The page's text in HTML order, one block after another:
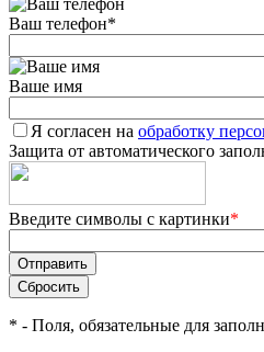
Ваш телефон*
Ваше имя
Я согласен на обработку
Защита от автоматического
Введите символы с картинки*
* - Поля, обязательные для